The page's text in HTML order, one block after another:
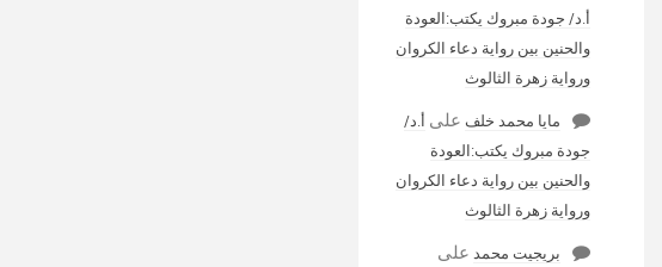
أ.د/ جودة مبروك يكتب:العودة
والحنين بين رواية دعاء الكروان
ورواية زهرة الثالوث
مايا محمد خلف على أ.د/
جودة مبروك يكتب:العودة
والحنين بين رواية دعاء الكروان
ورواية زهرة الثالوث
بريجيت محمدعلى